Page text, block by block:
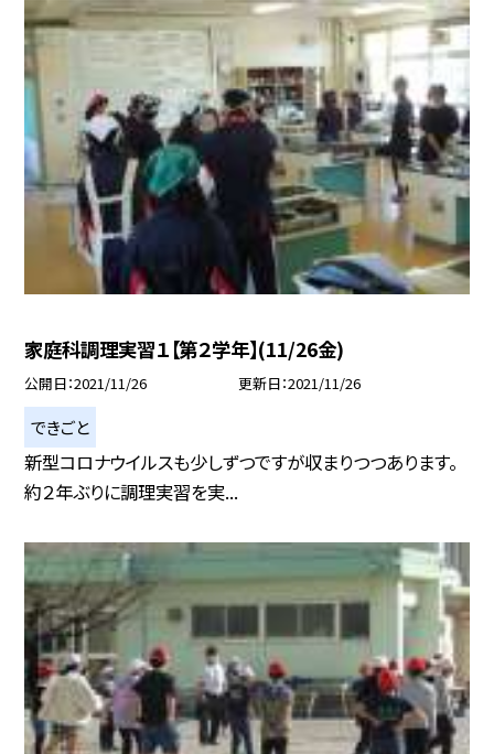
家庭科調理実習１【第２学年】(11/26金)
公開日 2021/11/26 更新日 2021/11/26
できごと
新型コロナウイルスも少しずつですが収まりつつあります。
約２年ぶりに調理実習を実...